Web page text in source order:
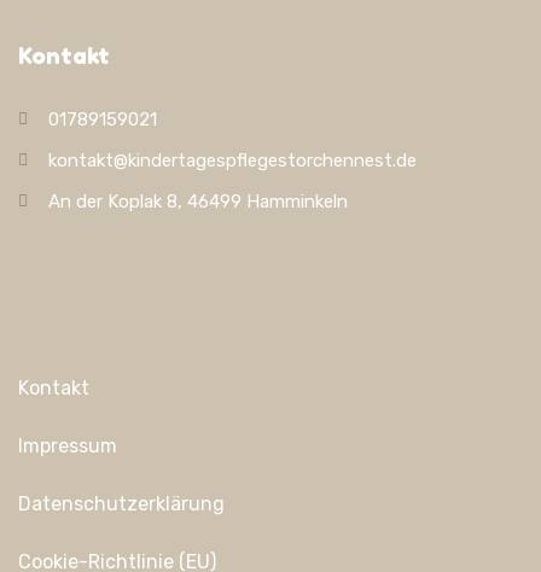
Kontakt
01789159021
kontakt@kindertagespflegestorchennest.de
An der Koplak 8, 46499 Hamminkeln
Kontakt
Impressum
Datenschutzerklärung
Cookie-Richtlinie (EU)